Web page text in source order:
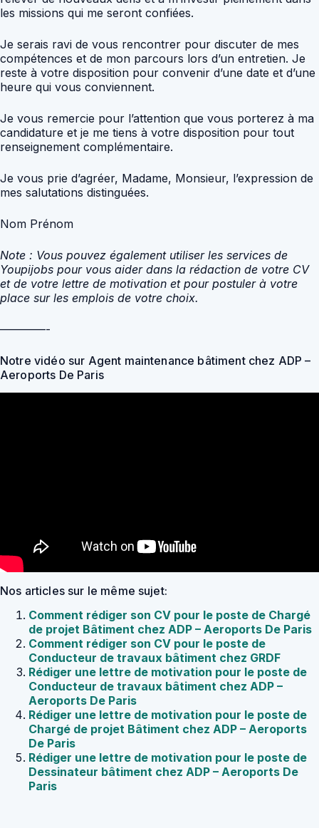
les missions qui me seront confiées.
Je serais ravi de vous rencontrer pour discuter de mes
compétences et de mon parcours lors d’un entretien. Je
reste à votre disposition pour convenir d’une date et d’une
heure qui vous conviennent.
Je vous remercie pour l’attention que vous porterez à ma
candidature et je me tiens à votre disposition pour tout
renseignement complémentaire.
Je vous prie d’agréer, Madame, Monsieur, l’expression de
mes salutations distinguées.
Nom Prénom
Note : Vous pouvez également utiliser les services de
Youpijobs pour vous aider dans la rédaction de votre CV
et de votre lettre de motivation et pour postuler à votre
place sur les emplois de votre choix.
————-
Notre vidéo sur Agent maintenance bâtiment chez ADP –
Aeroports De Paris
Nos articles sur le même sujet:
Comment rédiger son CV pour le poste de Chargé
de projet Bâtiment chez ADP – Aeroports De Paris
Comment rédiger son CV pour le poste de
Conducteur de travaux bâtiment chez GRDF
Rédiger une lettre de motivation pour le poste de
Conducteur de travaux bâtiment chez ADP –
Aeroports De Paris
Rédiger une lettre de motivation pour le poste de
Chargé de projet Bâtiment chez ADP – Aeroports
De Paris
Rédiger une lettre de motivation pour le poste de
Dessinateur bâtiment chez ADP – Aeroports De
Paris